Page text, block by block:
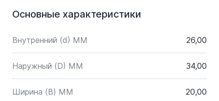
Основные характеристики
Внутренний (d) ММ 26,00
Наружный (D) ММ 34,00
Ширина (B) MM 20,00